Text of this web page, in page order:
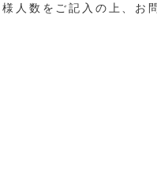
人数をご記入の上、お